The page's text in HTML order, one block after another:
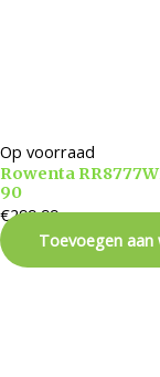
Op voorraad
Rowenta
90
€299,99
Toevoegen aan